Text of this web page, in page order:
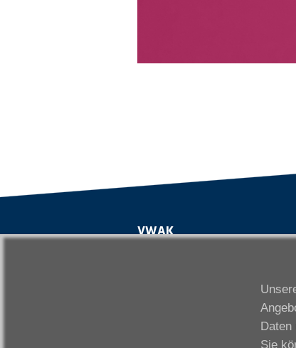
VWAK
Daten
Sie